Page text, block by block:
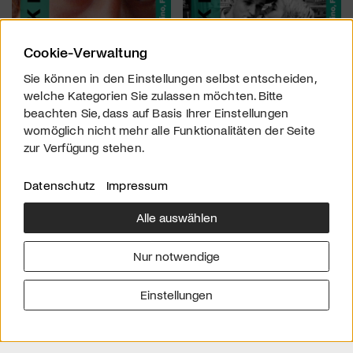
Über uns
Downloads
Werben
Impressum
Cookie-Verwaltung
Sie können in den Einstellungen selbst entscheiden,
welche Kategorien Sie zulassen möchten. Bitte
beachten Sie, dass auf Basis Ihrer Einstellungen
womöglich nicht mehr alle Funktionalitäten der Seite
zur Verfügung stehen.
Datenschutz Impressum
Alle auswählen
Nur notwendige
Einstellungen